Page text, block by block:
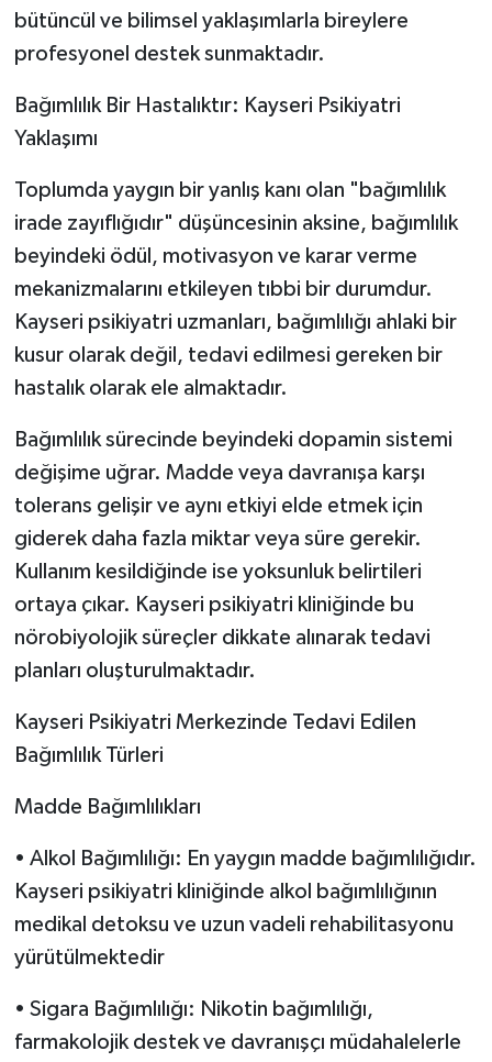
bütüncül ve bilimsel yaklaşımlarla bireylere
profesyonel destek sunmaktadır.
Bağımlılık Bir Hastalıktır: Kayseri Psikiyatri
Yaklaşımı
Toplumda yaygın bir yanlış kanı olan "bağımlılık
irade zayıflığıdır" düşüncesinin aksine, bağımlılık
beyindeki ödül, motivasyon ve karar verme
mekanizmalarını etkileyen tıbbi bir durumdur.
Kayseri psikiyatri uzmanları, bağımlılığı ahlaki bir
kusur olarak değil, tedavi edilmesi gereken bir
hastalık olarak ele almaktadır.
Bağımlılık sürecinde beyindeki dopamin sistemi
değişime uğrar. Madde veya davranışa karşı
tolerans gelişir ve aynı etkiyi elde etmek için
giderek daha fazla miktar veya süre gerekir.
Kullanım kesildiğinde ise yoksunluk belirtileri
ortaya çıkar. Kayseri psikiyatri kliniğinde bu
nörobiyolojik süreçler dikkate alınarak tedavi
planları oluşturulmaktadır.
Kayseri Psikiyatri Merkezinde Tedavi Edilen
Bağımlılık Türleri
Madde Bağımlılıkları
• Alkol Bağımlılığı: En yaygın madde bağımlılığıdır.
Kayseri psikiyatri kliniğinde alkol bağımlılığının
medikal detoksu ve uzun vadeli rehabilitasyonu
yürütülmektedir
• Sigara Bağımlılığı: Nikotin bağımlılığı,
farmakolojik destek ve davranışçı müdahalelerle